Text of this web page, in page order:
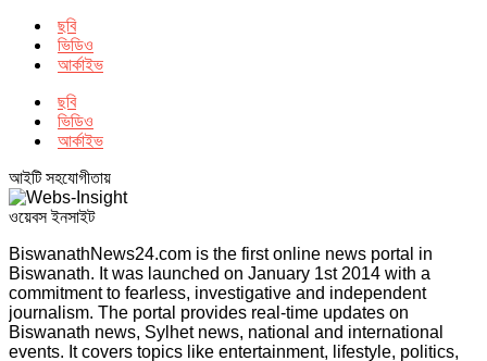
ছবি
ভিডিও
আর্কাইভ
ছবি
ভিডিও
আর্কাইভ
আইটি সহযোগীতায়
ওয়েবস ইনসাইট
BiswanathNews24.com is the first online news portal in
Biswanath. It was launched on January 1st 2014 with a
commitment to fearless, investigative and independent
journalism. The portal provides real-time updates on
Biswanath news, Sylhet news, national and international
events. It covers topics like entertainment, lifestyle, politics,